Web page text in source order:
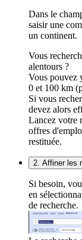
Dans le
saisir une
un continent.
Vous
alentours ?
Vous pouvez
0 et 100 km
Si vous
devez alors
Lancez votre
offres
restituée.
2. Affiner les
Si besoin,
en
de recherche.